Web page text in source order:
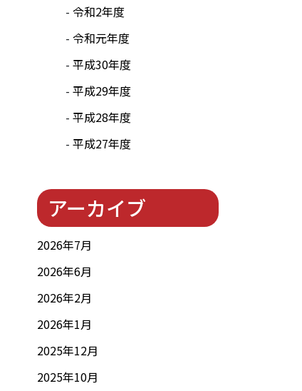
令和2年度
令和元年度
平成30年度
平成29年度
平成28年度
平成27年度
アーカイブ
2026年7月
2026年6月
2026年2月
2026年1月
2025年12月
2025年10月